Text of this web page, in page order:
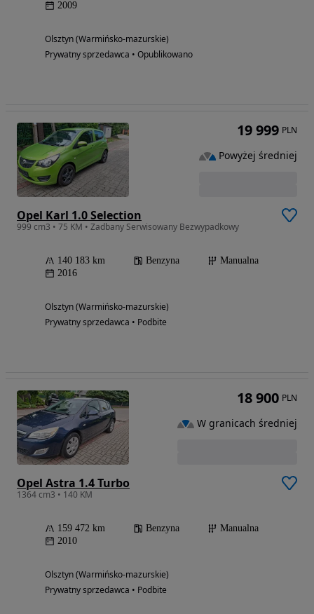
2009
Olsztyn (Warmińsko-mazurskie)
Prywatny sprzedawca • Opublikowano
Opel Karl 1.0 Selection
999 cm3 • 75 KM • Zadbany Serwisowany Bezwypadkowy
140 183 km Benzyna
Manualna
2016
Olsztyn (Warmińsko-mazurskie)
Prywatny sprzedawca • Podbite
19 999 PLN
Powyżej średniej
Opel Astra 1.4 Turbo
1364 cm3 • 140 KM
159 472 km Benzyna
Manualna
2010
Olsztyn (Warmińsko-mazurskie)
Prywatny sprzedawca • Podbite
18 900 PLN
W granicach średniej